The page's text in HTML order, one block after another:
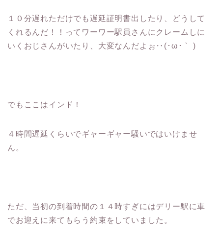
１０分遅れただけでも遅延証明書出したり、
どうして
くれるんだ！！ってワーワー駅員さんにクレームしに
いくおじさんがいたり、 大変なんだよぉ‥(･ω･｀ )
でもここはインド！
４時間遅延くらいでギャーギャー騒いではいけませ
ん。
ただ、当初の到着時間の１４時すぎにはデリー駅に車
でお迎えに来てもらう約束をしていました。